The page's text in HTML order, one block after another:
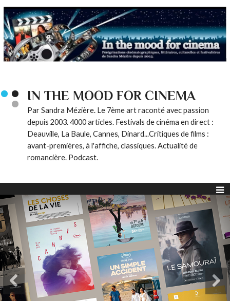
IN THE MOOD FOR CINEMA
Par Sandra Mézière. Le 7ème art raconté avec passion
depuis 2003. 4000 articles. Festivals de cinéma en direct :
Deauville, La Baule, Cannes, Dinard...Critiques de films :
avant-premières, à l'affiche, classiques. Actualité de
romancière. Podcast.